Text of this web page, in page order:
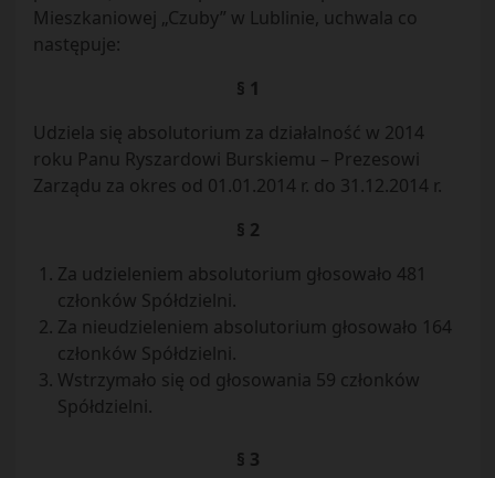
Mieszkaniowej „Czuby” w Lublinie, uchwala co
następuje:
§ 1
Udziela się absolutorium za działalność w 2014
roku Panu Ryszardowi Burskiemu – Prezesowi
Zarządu za okres od 01.01.2014 r. do 31.12.2014 r.
§ 2
Za udzieleniem absolutorium głosowało 481
członków Spółdzielni.
Za nieudzieleniem absolutorium głosowało 164
członków Spółdzielni.
Wstrzymało się od głosowania 59 członków
Spółdzielni.
§ 3